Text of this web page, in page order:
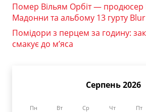
Помер Вільям Орбіт — продюсер
Мадонни та альбому 13 гурту Blur
Помідори з перцем за годину:
смакує до м’яса
Серпень 2026
Пн Вт Ср Чт Пт